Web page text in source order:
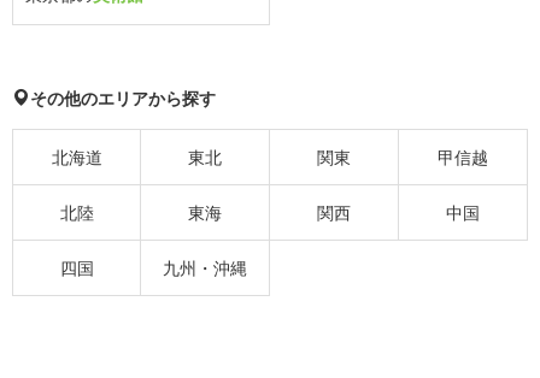
その他のエリアから探す
北海道 東北 関東 甲信越
北陸 東海 関西 中国
四国 九州・沖縄